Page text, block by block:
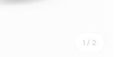
1 / de
2